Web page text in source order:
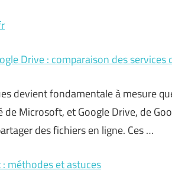
Drive : comparaison des services
devient fondamentale à mesure
Microsoft, et Google Drive, de
des fichiers en ligne. Ces …
méthodes et astuces